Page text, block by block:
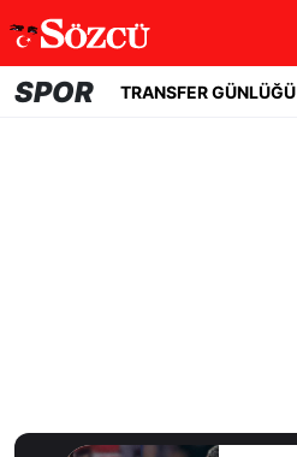
SPOR TRANSFER GÜNLÜĞÜ